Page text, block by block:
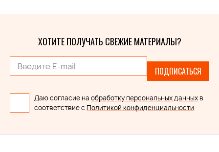
ХОТИТЕ ПОЛУЧАТЬ СВЕЖИЕ МАТЕРИАЛЫ?
ПОДПИСАТЬСЯ
Даю согласие на обработку персональных данных в
соответствие с Политикой конфиденциальности